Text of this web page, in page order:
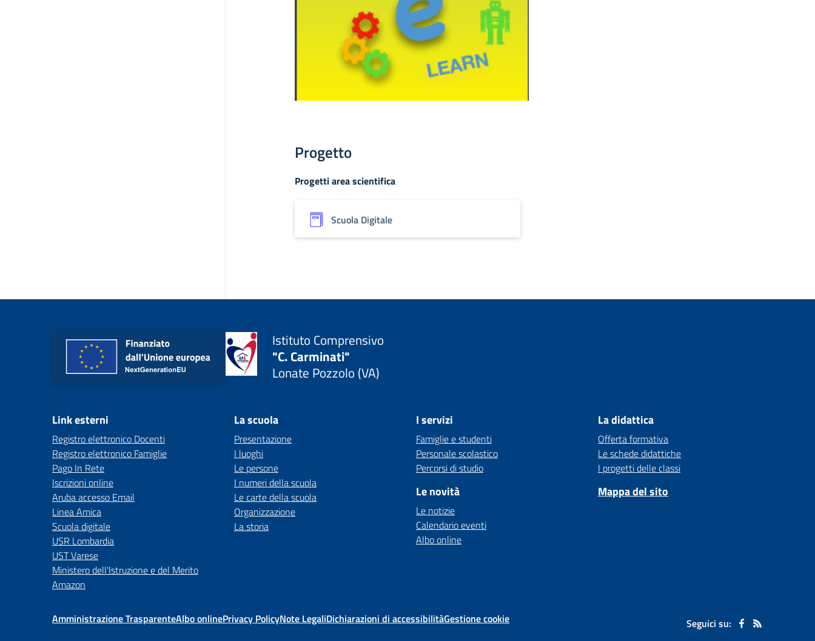
Progetto
Progetti area scientifica
Scuola Digitale
Istituto Comprensivo
"C. Carminati"
Lonate Pozzolo (VA)
Link esterni
Registro elettronico Docenti
Registro elettronico Famiglie
Pago In Rete
Iscrizioni online
Aruba accesso Email
Linea Amica
Scuola digitale
USR Lombardia
UST Varese
Ministero dell'Istruzione e del Merito
Amazon
La scuola
Presentazione
I luoghi
Le persone
I numeri della scuola
Le carte della scuola
Organizzazione
La storia
I servizi
Famiglie e studenti
Personale scolastico
Percorsi di studio
Le novità
Le notizie
Calendario eventi
Albo online
La didattica
Offerta formativa
Le schede didattiche
I progetti delle classi
Mappa del sito
Amministrazione TrasparenteAlbo onlinePrivacy PolicyNote LegaliDichiarazioni di accessibilitàGestione cookie Seguici su: